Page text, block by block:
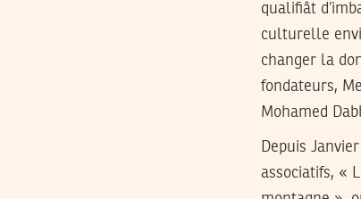
qualifiât
culturelle
changer la
fondateurs,
Mohamed
Depuis
associatifs, «